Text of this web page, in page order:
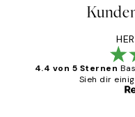
4.4 von 5 Sternen
Sieh dir